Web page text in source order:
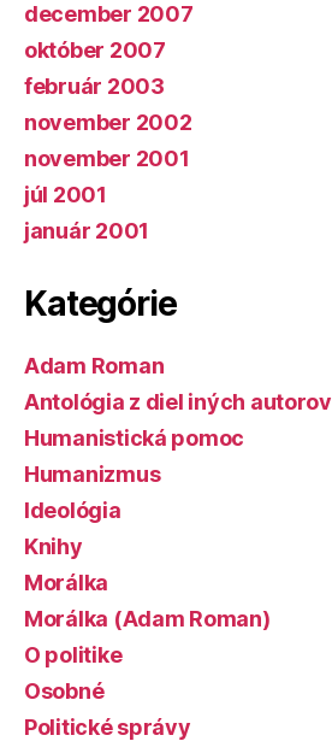
december 2007
október 2007
február 2003
november 2002
november 2001
júl 2001
január 2001
Kategórie
Adam Roman
Antológia z diel iných autorov
Humanistická pomoc
Humanizmus
Ideológia
Knihy
Morálka
Morálka (Adam Roman)
O politike
Osobné
Politické správy